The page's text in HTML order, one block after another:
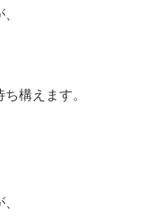
構えます。